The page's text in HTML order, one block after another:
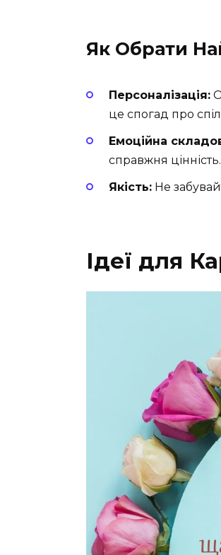
Як Обрати
Персоналізація:
це спогад про
Емоційна
справжня цінність.
Якість: Не
Ідеї для